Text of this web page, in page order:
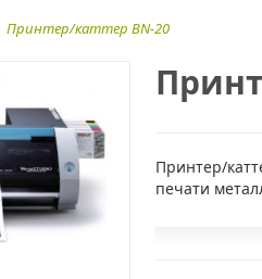
Принтер/каттер BN-20
Принтер/
печати